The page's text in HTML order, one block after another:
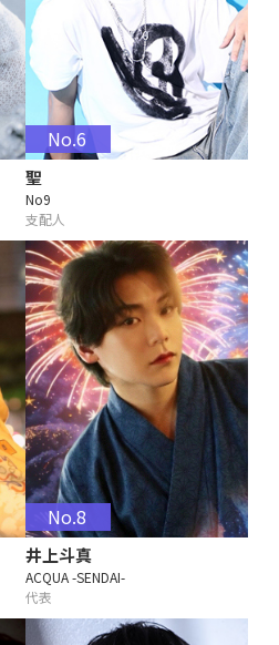
No.6
聖
No9
支配人
No.8
井上斗真
ACQUA -SENDAI-
代表